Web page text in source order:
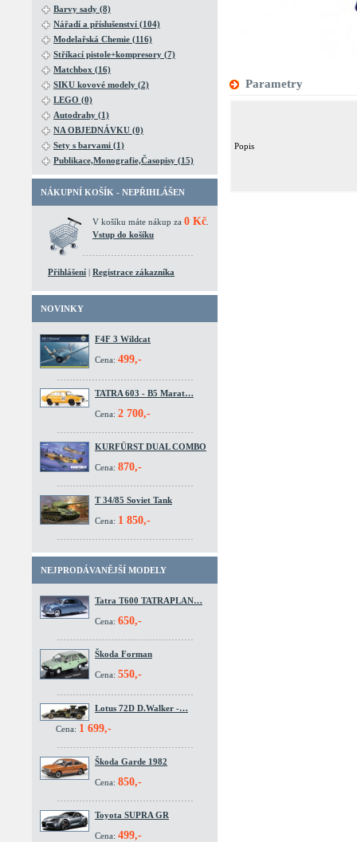
Barvy sady (8)
Nářadí a příslušenství (104)
Modelařská Chemie (116)
Stříkací pistole+kompresory (7)
Matchbox (16)
SIKU kovové modely (2)
LEGO (0)
Autodrahy (1)
NA OBJEDNÁVKU (0)
Sety s barvami (1)
Publikace,Monografie,Časopisy (15)
NÁKUPNÍ KOŠÍK - NEPŘIHLÁŠEN
V košíku máte nákup za 0 Kč
Vstup do košíku
Přihlášení | Registrace zákazníka
NOVINKY
F4F 3 Wildcat
Cena: 499,-
TATRA 603 - B5 Marat…
Cena: 2 700,-
KURFÜRST DUAL COMBO
Cena: 870,-
T 34/85 Soviet Tank
Cena: 1 850,-
NEJPRODÁVANĚJŠÍ MODELY
Tatra T600 TATRAPLAN…
Cena: 650,-
Škoda Forman
Cena: 550,-
Lotus 72D D.Walker -…
Cena: 1 699,-
Škoda Garde 1982
Cena: 850,-
Toyota SUPRA GR
Cena: 499,-
Parametry
Popis